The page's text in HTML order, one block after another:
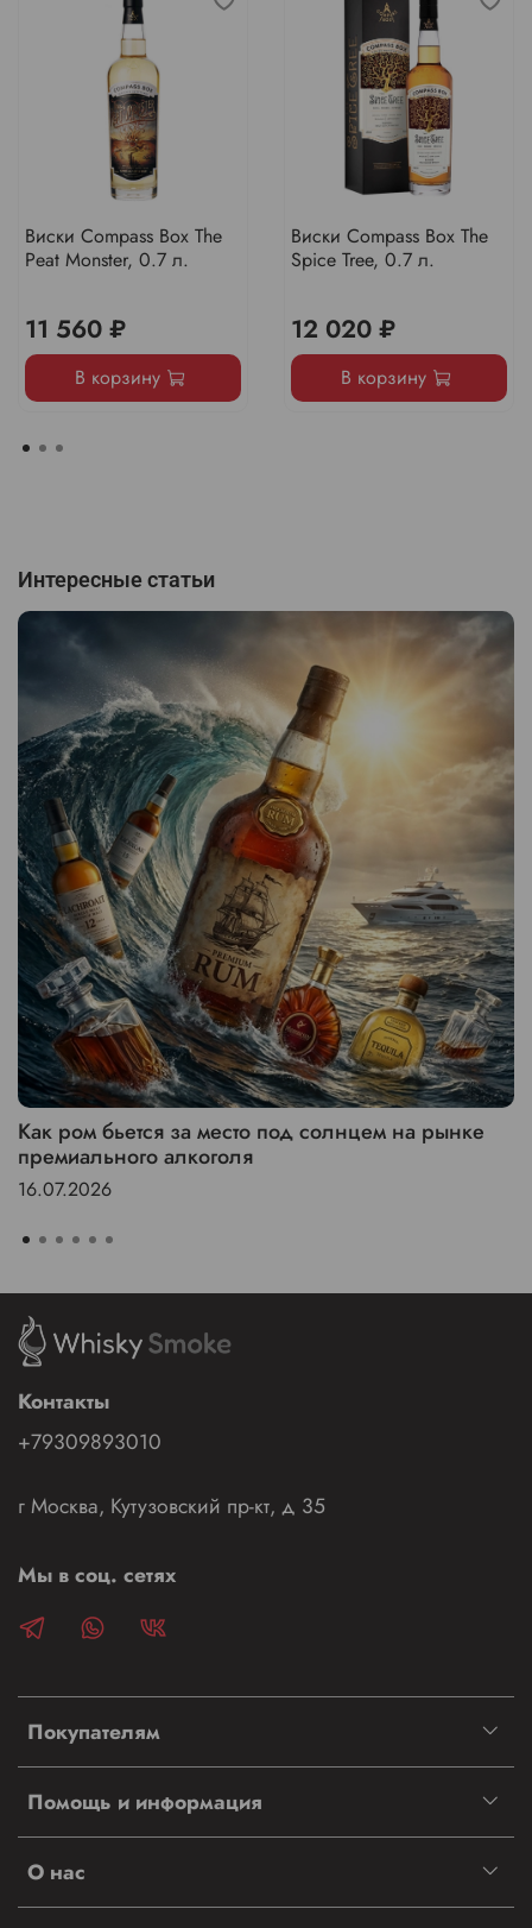
Виски Compass Box The
Peat Monster, 0.7 л.
11 560 ₽
В корзину
Виски Compass Box The
Spice Tree, 0.7 л.
12 020 ₽
В корзину
Интересные статьи
Как ром бьется за место под солнцем на рынке
премиального алкоголя
16.07.2026
Покупателям
Помощь и информация
О нас
Контакты
+79309893010
г Москва, Кутузовский пр-кт, д 35
Мы в соц. сетях